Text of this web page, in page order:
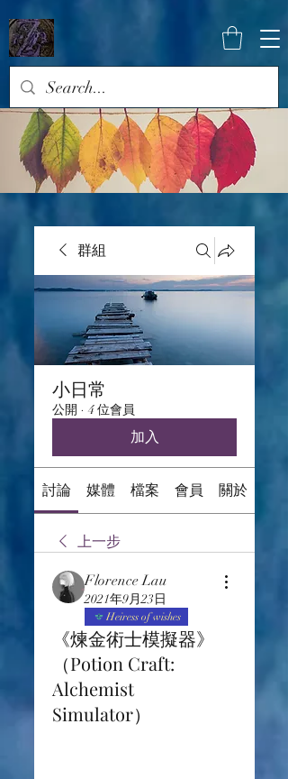
群組
小日常
公開 · 4 位會員
加入
討論 媒體 檔案 會員 關於
上一步
Florence Lau
2021年9月23日
Heiress of wishes
《煉金術士模擬器》
（Potion Craft:
Alchemist
Simulator）